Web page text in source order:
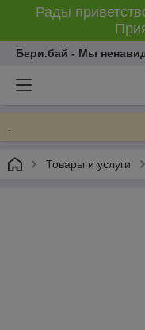
Рады
Бери.бай - Мы
Товары и услуги